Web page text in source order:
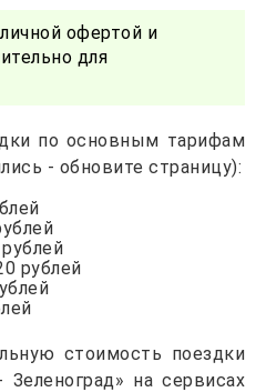
офертой и
для
по основным тарифам
- обновите страницу):
рублей
стоимость поездки
на сервисах